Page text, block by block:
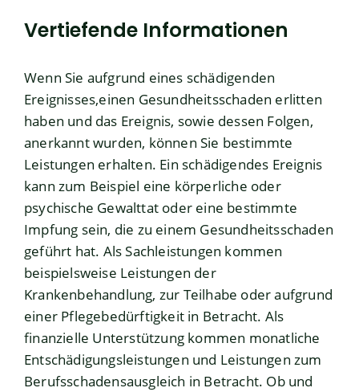
Vertiefende Informationen
Wenn Sie aufgrund eines schädigenden
Ereignisses,einen Gesundheitsschaden erlitten
haben und das Ereignis, sowie dessen Folgen,
anerkannt wurden, können Sie bestimmte
Leistungen erhalten. Ein schädigendes Ereignis
kann zum Beispiel eine körperliche oder
psychische Gewalttat oder eine bestimmte
Impfung sein, die zu einem Gesundheitsschaden
geführt hat. Als Sachleistungen kommen
beispielsweise Leistungen der
Krankenbehandlung, zur Teilhabe oder aufgrund
einer Pflegebedürftigkeit in Betracht. Als
finanzielle Unterstützung kommen monatliche
Entschädigungsleistungen und Leistungen zum
Berufsschadensausgleich in Betracht. Ob und